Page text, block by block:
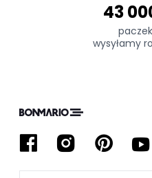
43
paczek
wysyłamy